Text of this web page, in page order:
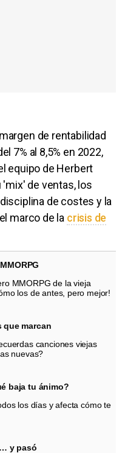
de rentabilidad
7% al 8,5% en 2022,
equipo de Herbert
'mix' de ventas, los
de costes y la
marco de la crisis de
MMORPG de la vieja
los de antes, pero mejor!
que marcan
canciones viejas
nuevas?
baja tu ánimo?
los días y afecta cómo te
y pasó